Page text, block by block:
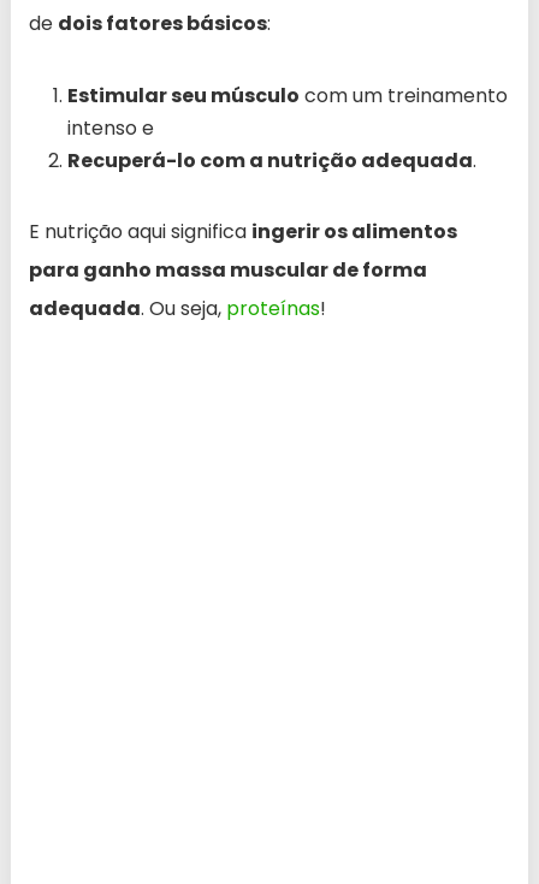
de dois fatores básicos:
Estimular seu músculo com um treinamento
intenso e
Recuperá-lo com a nutrição adequada.
E nutrição aqui significa ingerir os alimentos
para ganho massa muscular de forma
adequada. Ou seja, proteínas!